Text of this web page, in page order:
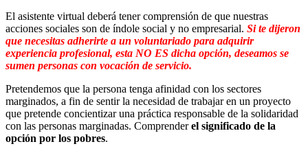
El asistente virtual deberá tener comprensión de que nuestras
acciones sociales son de índole social y no empresarial. Si te dijeron
que necesitas adherirte a un voluntariado para adquirir
experiencia profesional, esta NO ES dicha opción, deseamos se
sumen personas con vocación de servicio.
Pretendemos que la persona tenga afinidad con los sectores
marginados, a fin de sentir la necesidad de trabajar en un proyecto
que pretende concientizar una práctica responsable de la solidaridad
con las personas marginadas. Comprenderel significado de la
opción por los pobres.